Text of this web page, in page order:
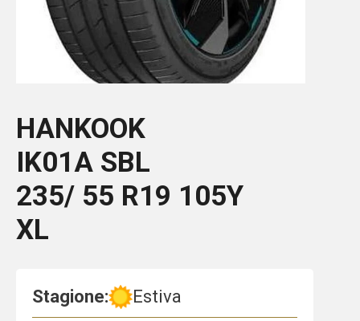
HANKOOK
IK01A SBL
235/ 55 R19 105Y
XL
Stagione: Estiva